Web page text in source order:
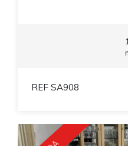
REF SA908